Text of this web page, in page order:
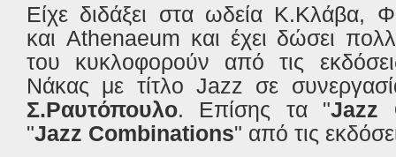
Είχε διδάξει στα ωδεία Κ.Κλάβα,
και Athenaeum και έχει δώσει
του κυκλοφορούν από τις
Νάκας με τίτλο Jazz σε
Σ.Ραυτόπουλο. Επίσης τα "Jazz
"Jazz Combinations" από τις